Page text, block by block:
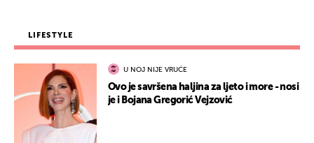
LIFESTYLE
U NOJ NIJE VRUĆE
Ovo je savršena haljina za ljeto i more - nosi
je i Bojana Gregorić Vejzović